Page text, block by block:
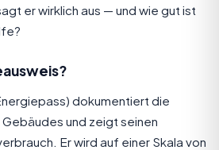
er wirklich aus — und wie gut ist
dokumentiert die
und zeigt seinen
Er wird auf einer Skala von